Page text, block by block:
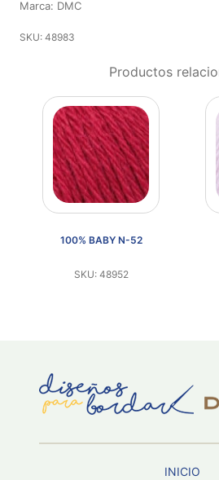
Marca: DMC
SKU: 48983
Productos
100% BABY N-52
SKU: 48952
INICIO